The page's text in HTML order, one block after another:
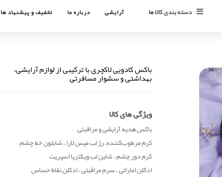
دسته بندی کالا ها آرایشی درباره ما تخفیف و پیشنهاد ها
باکس کادویی لاکچری با ترکیبی از لوازم آرایشی،
بهداشتی و سشوار مسافرتی
ویژگی های کالا
باکس هدیه آرایشی و مراقبتی
کرم مرطوب‌کننده، رژ لب میس لارا ، شابلون خط چشم،
کرم دور چشم ، شاین لب ویکتریا اسپریت
ادکلن اماراتی ، سرم مراقبتی ، ادکلن نقاط حساس